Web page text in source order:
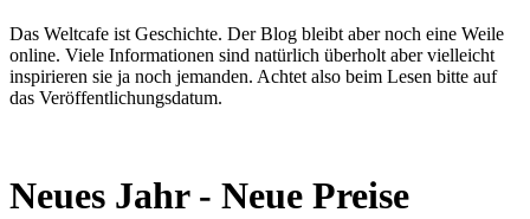
Das Weltcafe ist Geschichte. Der Blog bleibt aber noch eine Weile
online. Viele Informationen sind natürlich überholt aber vielleicht
inspirieren sie ja noch jemanden. Achtet also beim Lesen bitte auf
das Veröffentlichungsdatum.
Neues Jahr - Neue Preise